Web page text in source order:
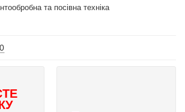
та посівна техніка